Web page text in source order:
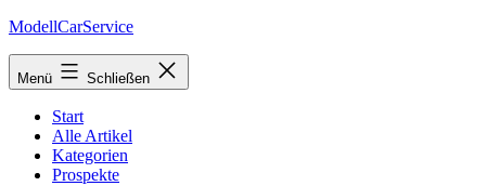
Zum
springen
ModellCarService
Menü Schließen
Start
Alle Artikel
Kategorien
Prospekte